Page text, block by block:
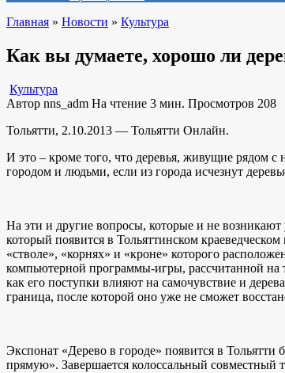
Главная » Новости » Культура
Как вы думаете, хорошо ли
Культура
Автор nns_adm На чтение 3 мин. Просмотров 208
Тольятти, 2.10.2013 — Тольятти Онлайн.
И это – кроме того, что деревья, живущие рядом
городом и людьми, если из города исчезнут
На эти и другие вопросы, которые и не
который появится в Тольяттинском
«стволе», «корнях» и «кроне» которого
компьютерной программы-игры, рассчитанной на
как его поступки влияют на самочувствие и
граница, после которой оно уже не сможет
Экспонат «Дерево в городе» появится в
прямую». Завершается колоссальный совместный